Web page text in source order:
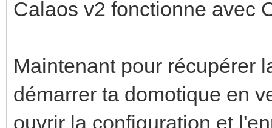
Calaos v2 fonctionne avec
Maintenant pour récupérer
démarrer ta domotique en
ouvrir la configuration et